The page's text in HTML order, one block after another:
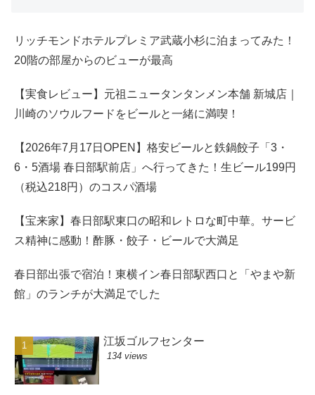
リッチモンドホテルプレミア武蔵小杉に泊まってみた！
20階の部屋からのビューが最高
【実食レビュー】元祖ニュータンタンメン本舗 新城店｜
川崎のソウルフードをビールと一緒に満喫！
【2026年7月17日OPEN】格安ビールと鉄鍋餃子「3・
6・5酒場 春日部駅前店」へ行ってきた！生ビール199円
（税込218円）のコスパ酒場
【宝来家】春日部駅東口の昭和レトロな町中華。サービ
ス精神に感動！酢豚・餃子・ビールで大満足
春日部出張で宿泊！東横イン春日部駅西口と「やまや新
館」のランチが大満足でした
江坂ゴルフセンター
134 views